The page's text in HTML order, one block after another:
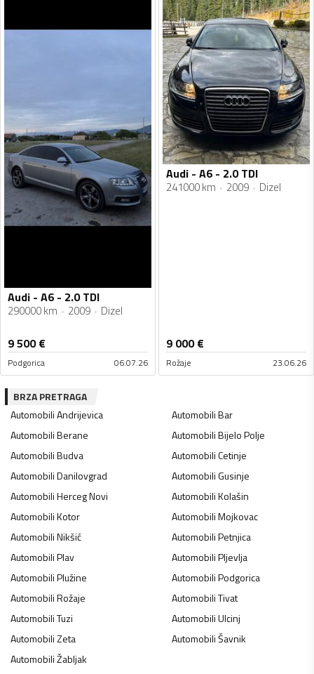
Audi - A6 - 2.0 TDI
290000 km 2009 Dizel
9 500€
Podgorica 06.07.26
Audi - A6 - 2.0 TDI
241000 km 2009 Dizel
9 000€
Rožaje 23.06.26
BRZA PRETRAGA
AutomobiliAndrijevica AutomobiliBar
AutomobiliBerane AutomobiliBijelo Polje
AutomobiliBudva AutomobiliCetinje
AutomobiliDanilovgrad AutomobiliGusinje
AutomobiliHerceg Novi AutomobiliKolašin
AutomobiliKotor AutomobiliMojkovac
AutomobiliNikšić AutomobiliPetnjica
AutomobiliPlav AutomobiliPljevlja
AutomobiliPlužine AutomobiliPodgorica
AutomobiliRožaje AutomobiliTivat
AutomobiliTuzi AutomobiliUlcinj
AutomobiliZeta AutomobiliŠavnik
AutomobiliŽabljak